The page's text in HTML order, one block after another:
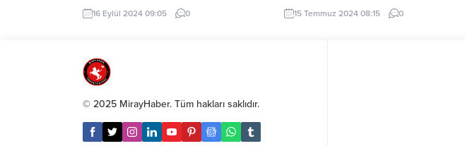
Onur Emrah Yıldız, “Hayatın her alanında
eşitliğin sağlandığı Çiğli için çalışacağız”
Dostu Kent Vizyonu’ ile Akvaryum Kafe
Restoran’da düzenlenen Yerel Eşitlik...
16 Eylül 2024 09:05 0
mahallesinde bulunan Anafartalar
İlkokulu’nun bir an önce yıkılarak
DEMİR / EDİRNE (İGFA) – Edirne’nin
keşan ilçesinde Aşağı Zaferiye Mahallesi
Muhtarı Fahrettin Özcan, Anafartalar
İlkokulu’ndaki öğrencilerin Raşit Efendi
İlkokulu’na gittiğini anımsatarak, okulun
ne zaman yıkılıp yenisinin yapılacağını
15 Temmuz 2024 08:15 0
© 2025 MirayHaber. Tüm hakları saklıdır.